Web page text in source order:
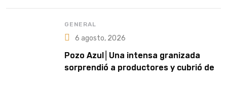
GENERAL
6 agosto, 2026
Pozo Azul│Una intensa granizada
sorprendió a productores y cubrió de